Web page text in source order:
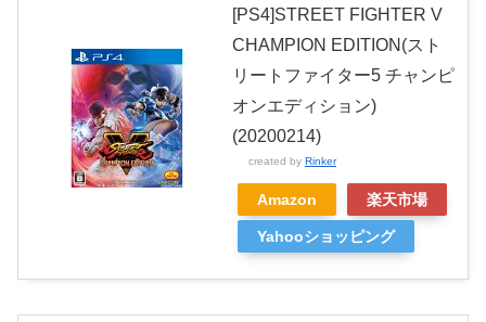
[PS4]STREET FIGHTER V
CHAMPION EDITION(スト
リートファイター5 チャンピ
オンエディション)
(20200214)
created by Rinker
Amazon 楽天市場
Yahooショッピング